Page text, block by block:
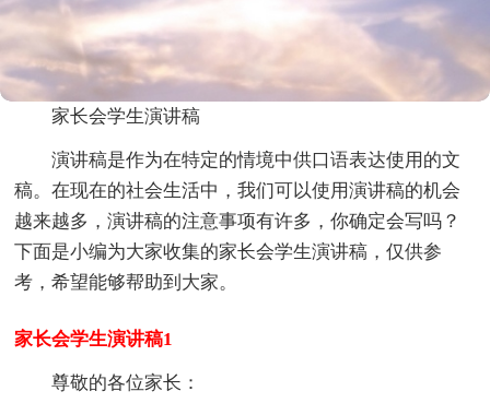
家长会学生演讲稿
演讲稿是作为在特定的情境中供口语表达使用的文
稿。在现在的社会生活中，我们可以使用演讲稿的机会
越来越多，演讲稿的注意事项有许多，你确定会写吗？
下面是小编为大家收集的家长会学生演讲稿，仅供参
考，希望能够帮助到大家。
家长会学生演讲稿1
尊敬的各位家长：